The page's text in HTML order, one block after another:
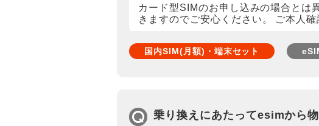
カード型SIMのお申し込みの場合とは
きますのでご安心ください。 ご本人
国内SIM(月額)・端末セット
乗り換えにあたってesimから